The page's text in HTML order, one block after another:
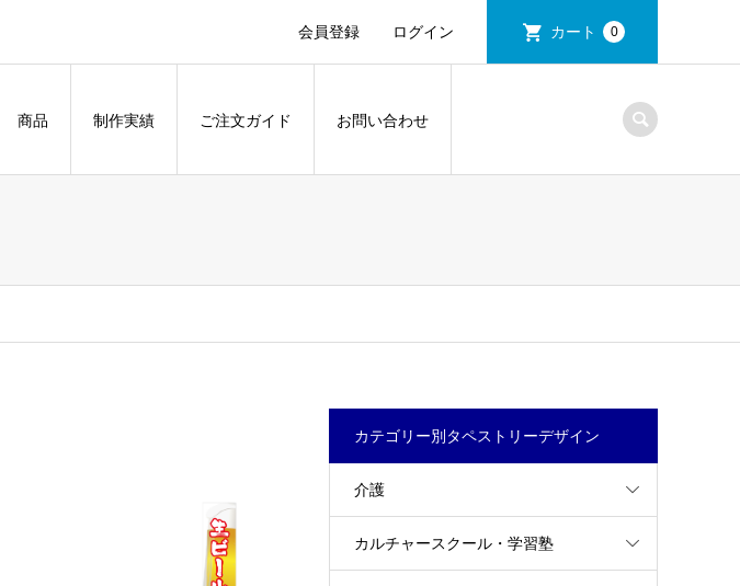
会員登録 ログイン カート 0
商品 制作実績 ご注文ガイド お問い合わせ
カテゴリー別タペストリーデザイン
介護
カルチャースクール・学習塾